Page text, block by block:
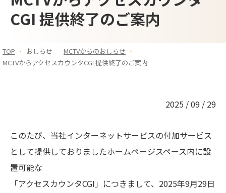
CGI 提供終了のご案内
TOP おしらせ
MCTVからのおしらせ
MCTVからアクセスカウンタCGI 提供終了のご案内
2025 / 09 / 29
このたび、当社インターネットサービスの付加サービス
として提供しておりましたホームページスペース内に設
置可能な
「アクセスカウンタCGI」につきまして、2025年9月29日